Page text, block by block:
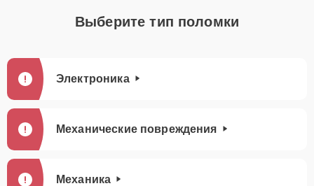
Выберите тип поломки
Электроника
Механические повреждения
Механика